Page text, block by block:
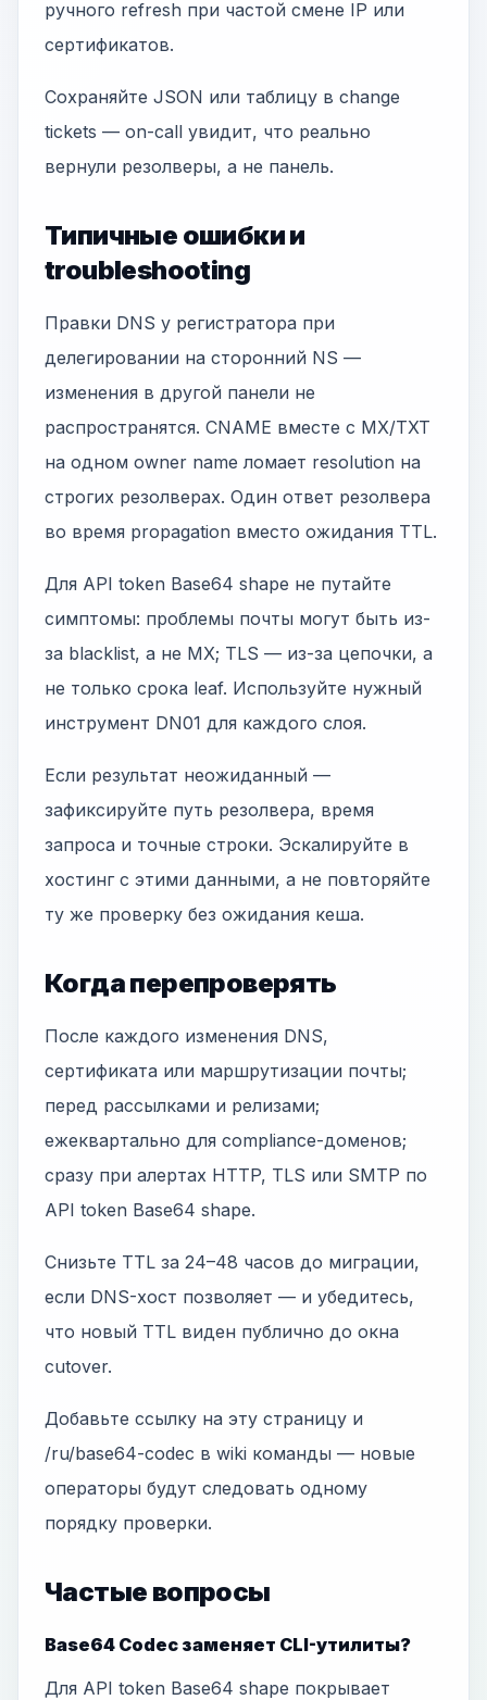
ручного refresh при частой смене IP или
сертификатов.
Сохраняйте JSON или таблицу в change
tickets — on-call увидит, что реально
вернули резолверы, а не панель.
Типичные ошибки и
troubleshooting
Правки DNS у регистратора при
делегировании на сторонний NS —
изменения в другой панели не
распространятся. CNAME вместе с MX/TXT
на одном owner name ломает resolution на
строгих резолверах. Один ответ резолвера
во время propagation вместо ожидания TTL.
Для API token Base64 shape не путайте
симптомы: проблемы почты могут быть из-
за blacklist, а не MX; TLS — из-за цепочки, а
не только срока leaf. Используйте нужный
инструмент DN01 для каждого слоя.
Если результат неожиданный —
зафиксируйте путь резолвера, время
запроса и точные строки. Эскалируйте в
хостинг с этими данными, а не повторяйте
ту же проверку без ожидания кеша.
Когда перепроверять
После каждого изменения DNS,
сертификата или маршрутизации почты;
перед рассылками и релизами;
ежеквартально для compliance-доменов;
сразу при алертах HTTP, TLS или SMTP по
API token Base64 shape.
Снизьте TTL за 24–48 часов до миграции,
если DNS-хост позволяет — и убедитесь,
что новый TTL виден публично до окна
cutover.
Добавьте ссылку на эту страницу и
/ru/base64-codec в wiki команды — новые
операторы будут следовать одному
порядку проверки.
Частые вопросы
Base64 Codec заменяет CLI-утилиты?
Для API token Base64 shape покрывает